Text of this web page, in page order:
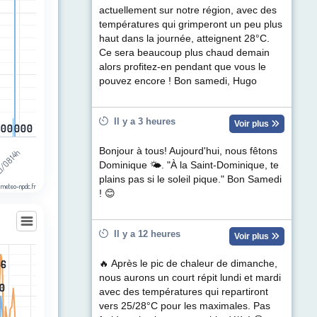
de précipitations (mm). Data ranges from 0 to 2.3.
0
00
00
00
00
0
14h
meteo-npdc.fr
(km/h). Data ranges from 2 to 56.
actuellement sur notre région, avec des
températures qui grimperont un peu plus
haut dans la journée, atteignent 28°C.
Ce sera beaucoup plus chaud demain
alors profitez-en pendant que vous le
pouvez encore ! Bon samedi, Hugo
Il y a 3 heures Voir plus
Bonjour à tous! Aujourd'hui, nous fêtons
Dominique 🌤. "À la Saint-Dominique, te
plains pas si le soleil pique." Bon Samedi
! 😊
Il y a 12 heures Voir plus
🔥 Après le pic de chaleur de dimanche,
nous aurons un court répit lundi et mardi
avec des températures qui repartiront
vers 25/28°C pour les maximales. Pas